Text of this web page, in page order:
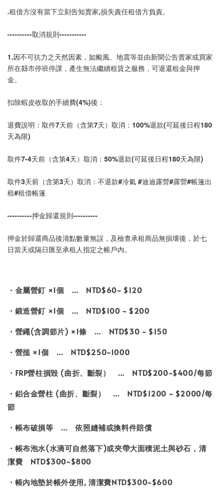
.租借方沒有當下立刻告知賣家,損失責任租借方負責。
----------取消規則-----------
1.因不可抗力之天然因素，如颱風、地震等並由新聞公告賣家或買家
所在縣市停班停課，產生無法繼續租賃之服務，可退還租金與押
金。
扣除蝦皮收取的手續費(4%)後：
退費說明：取件7天前（含第7天）取消：100%退款(可延後日程180
天為限)
取件7-4天前（含第4天）取消：50%退款(可延後日程180天為限)
取件3天前（含第3天）取消：不退款#冷氣 #迪迪露營#露營#帳篷出
租#租借帳篷
----------押金歸還規則----------
押金於歸還商品後清點數量無誤，及檢查承租商品無損壞後，於七
日當天或隔日匯至承租人指定之帳戶內。
・金屬營釘 ×1個 … NTD$60~ $120
・鍛造營釘 ×1個 … NTD$100 ~ $200
・營繩(含調節片) ×1條 … NTD$30 ~ $150
・營搥 ×1個 … NTD$250~1000
・FRP營柱損毀 (曲折、斷裂） … NTD$200~$400/每節
・鋁合金營柱 (曲折、斷裂） … NTD$1200 ~ $2000/每
節
・帳布破損等 … 依照縫補或換料件賠償
・帳布泡水(水滴可自然落下)或夾帶大面積泥土與砂石，清
潔費 NTD$300~$800
・帳內地墊於帳外使用, 清潔費NTD$300~$600